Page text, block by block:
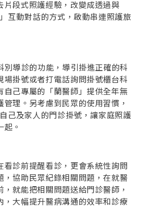
片段式照護經驗，改變成透過與
互動對話的方式，啟動串連照護旅
別導診的功能，導引掛進正確的科
場掛號或者打電話詢問掛號櫃台科
自己專屬的「蘭醫師」提供全年無
理。另考慮到民眾的使用習慣，
己及家人的門診掛號，讓家庭照護
起。
看診前提醒看診，更會系統性詢問
，協助民眾紀錄相關問題，在就醫
，就能把相關問題送給門診醫師，
，大幅提升醫病溝通的效率和診療